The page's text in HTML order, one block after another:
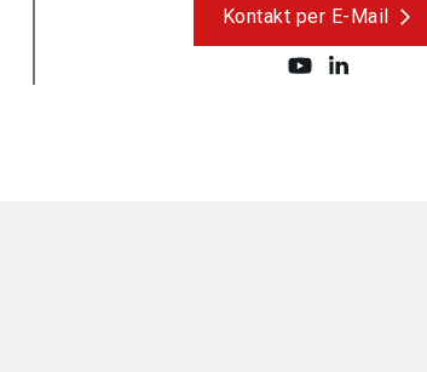
Kontakt per E-Mail